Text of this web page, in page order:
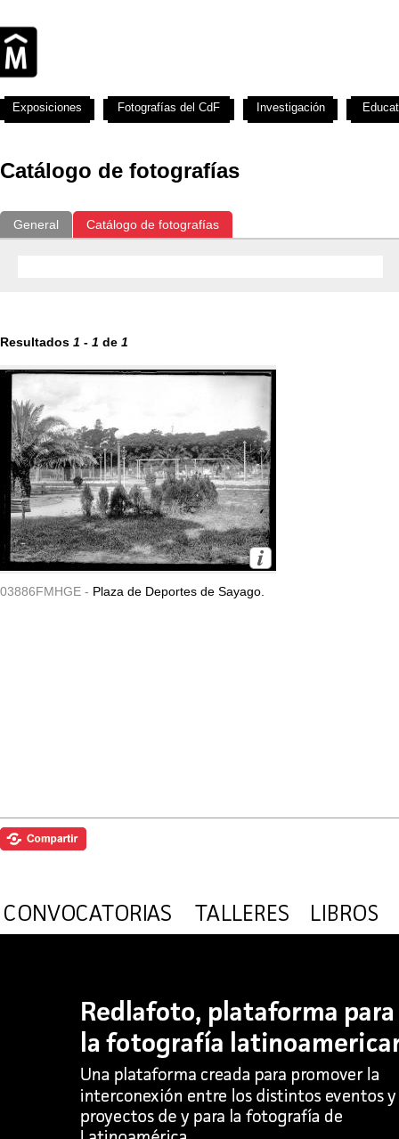
Catálogo de fotografías
General Catálogo de fotografías
Resultados 1 - 1 de 1
03886FMHGE - Plaza de Deportes de Sayago.
Exposiciones Fotografías del CdF Investigación